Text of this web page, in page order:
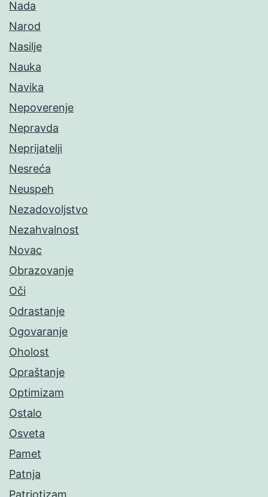
Nada
Narod
Nasilje
Nauka
Navika
Nepoverenje
Nepravda
Neprijatelji
Nesreća
Neuspeh
Nezadovoljstvo
Nezahvalnost
Novac
Obrazovanje
Oči
Odrastanje
Ogovaranje
Oholost
Opraštanje
Optimizam
Ostalo
Osveta
Pamet
Patnja